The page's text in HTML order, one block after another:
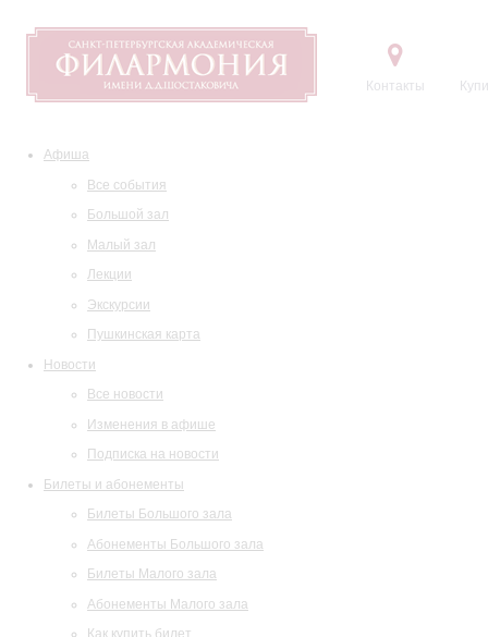
Контакты
Афиша
Все события
Большой зал
Малый зал
Лекции
Экскурсии
Пушкинская карта
Новости
Все новости
Изменения в афише
Подписка на новости
Билеты и абонементы
Билеты Большого зала
Абонементы Большого зала
Билеты Малого зала
Абонементы Малого зала
Как купить билет